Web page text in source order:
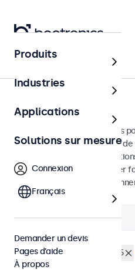
Écrans
Moniteurs 24 pouces
Moniteurs 24 pouces conçus
commercial. Ces moniteurs
connexions vidéo et des
leur permettant de s'intégrer
quelle application et
Filtrer (1)
Écrans 24 pouces EN50155
Produits
Industries
Applications
Solutions sur mesure
Connexion
Français
Demander un devis
Pages d’aide
À propos